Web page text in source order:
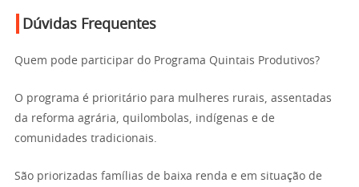
Dúvidas Frequentes
Quem pode participar do Programa Quintais Produtivos?
O programa é prioritário para mulheres rurais, assentadas
da reforma agrária, quilombolas, indígenas e de
comunidades tradicionais.
São priorizadas famílias de baixa renda e em situação de